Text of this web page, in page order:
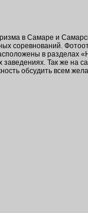
в Самаре и
соревнований.
в
Так же на
обсудить всем